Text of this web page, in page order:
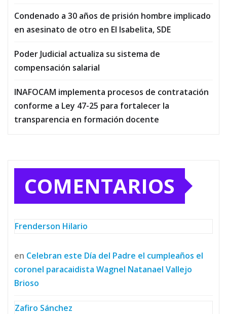
Condenado a 30 años de prisión hombre implicado
en asesinato de otro en El Isabelita, SDE
Poder Judicial actualiza su sistema de
compensación salarial
INAFOCAM implementa procesos de contratación
conforme a Ley 47-25 para fortalecer la
transparencia en formación docente
COMENTARIOS
Frenderson Hilario
en Celebran este Día del Padre el cumpleaños el
coronel paracaidista Wagnel Natanael Vallejo
Brioso
Zafiro Sánchez